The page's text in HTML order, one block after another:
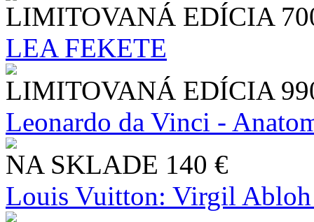
LIMITOVANÁ EDÍCIA
LEA FEKETE
LIMITOVANÁ EDÍCIA
Leonardo da Vinci -
NA SKLADE 140 €
Louis Vuitton: Virgil